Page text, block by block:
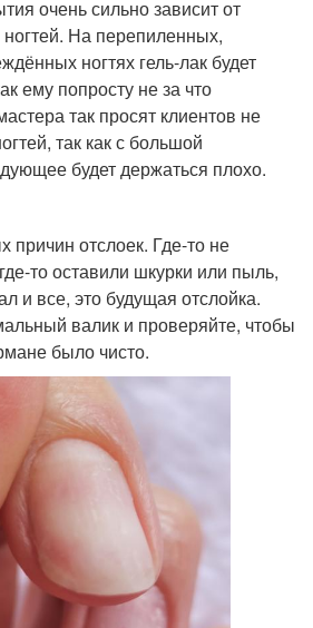
очень сильно зависит от
ногтей. На перепиленных,
ногтях гель-лак будет
ему попросту не за что
так просят клиентов не
так как с большой
будет держаться плохо.
причин отслоек. Где-то не
то оставили шкурки или пыль,
и все, это будущая отслойка.
валик и проверяйте, чтобы
было чисто.